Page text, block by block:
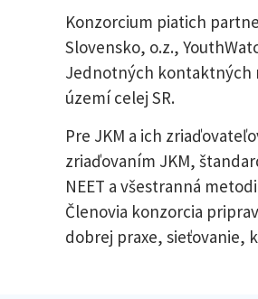
Konzorcium piatich
Slovensko, o.z.,
Jednotných kontaktných
území celej SR.
Pre JKM a ich
zriaďovaním JKM,
NEET a všestranná
Členovia konzorcia
dobrej praxe, sieťovanie,